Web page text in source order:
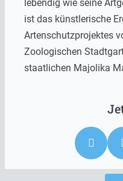
lebendig wie seine
ist das künstlerische
Artenschutzprojektes
Zoologischen
staatlichen Majolika